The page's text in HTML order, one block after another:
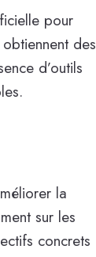
pour
des
d’outils
la
sur les
concrets